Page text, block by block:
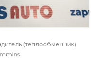
(теплообменник)